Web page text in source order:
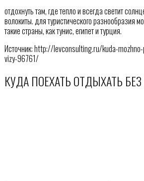
отдохнуть там, где тепло и всегда светит
волокиты. для туристического разнообразия
такие страны, как тунис, египет и турция.
Источник: http://levconsulting.ru/kuda-
vizy-96761/
КУДА ПОЕХАТЬ ОТДЫХАТЬ